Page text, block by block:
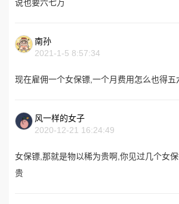
说也要六七万
南孙
2021-1-5 8:57:34
现在雇佣一个女保镖,一个月费用怎么也得五
风一样的女子
2020-12-21 16:24:49
女保镖,那就是物以稀为贵啊,你见过几个女
贵